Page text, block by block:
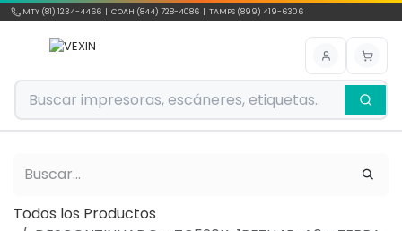
Ir al contenido
MTY (81) 1234-4466 | COAH (844) 728-4086 | TAMPS (899) 419-6306
Todos los Productos